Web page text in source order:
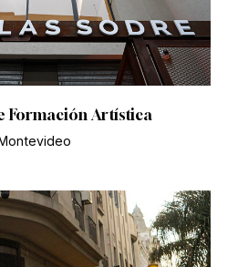
Formación Artística